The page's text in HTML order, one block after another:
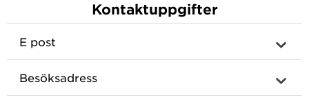
Kontaktuppgifter
E post
Besöksadress